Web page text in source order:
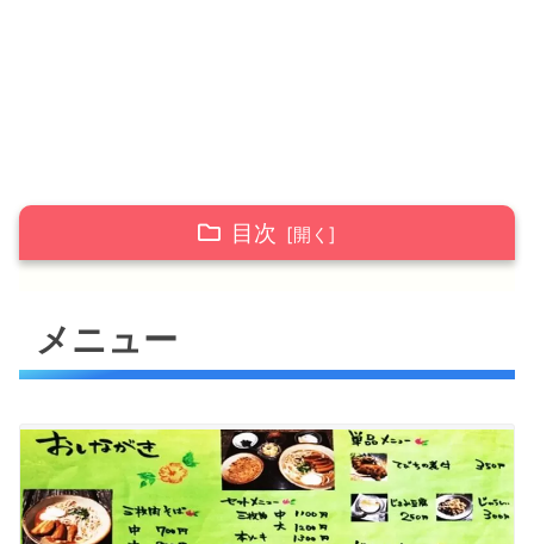
目次
三枚肉そば セットメニュー
店内の雰囲気
店舗情報
しむじょう まとめ
メニュー